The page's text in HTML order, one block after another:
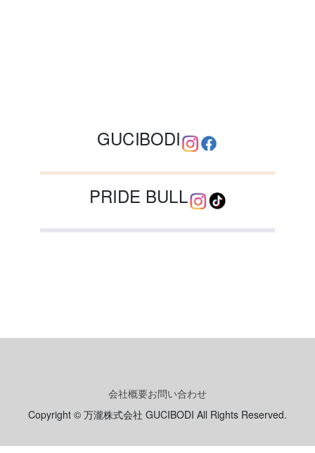
GUCIBODI
PRIDE BULL
会社概要お問い合わせ
Copyright © 万瀧株式会社 GUCIBODI All Rights Reserved.